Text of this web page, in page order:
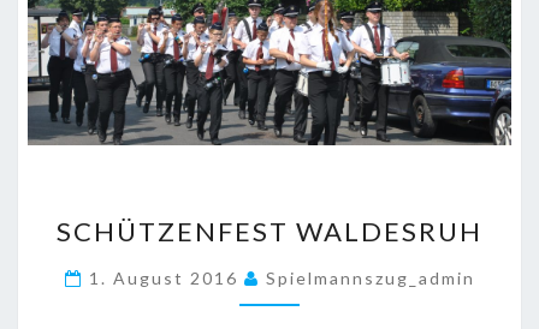
WALDESRUH
SCHÜTZENFEST WALDESRUH
1. August 2016 Spielmannszug_admin